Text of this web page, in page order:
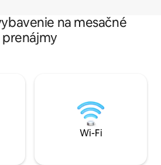
na mesačné
prenájmy
Wi-Fi